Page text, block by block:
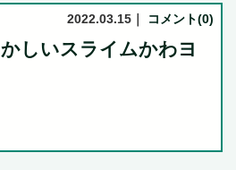
2022.03.15｜ コメント(0)
しいスライムかわヨ